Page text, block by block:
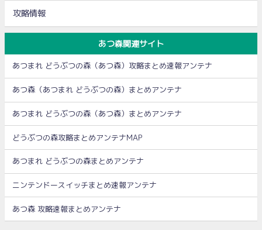
攻略情報
あつ森関連サイト
あつまれ どうぶつの森（あつ森）攻略まとめ速報アンテナ
あつ森（あつまれ どうぶつの森）まとめアンテナ
あつまれ どうぶつの森（あつ森）まとめアンテナ
どうぶつの森攻略まとめアンテナMAP
あつまれ どうぶつの森まとめアンテナ
ニンテンドースイッチまとめ速報アンテナ
あつ森 攻略速報まとめアンテナ